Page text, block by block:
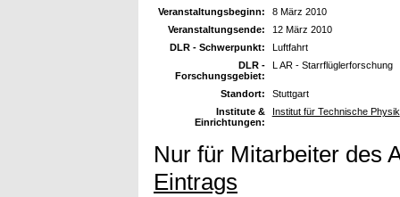
Veranstaltungsbeginn:
8 März 2010
Veranstaltungsende:
12 März 2010
DLR - Schwerpunkt:
Luftfahrt
DLR -
Forschungsgebiet:
L AR - Starrflüglerforschung
Standort:
Stuttgart
Institute &
Einrichtungen:
Institut für Technische Physik
Nur für Mitarbeiter des
Eintrags